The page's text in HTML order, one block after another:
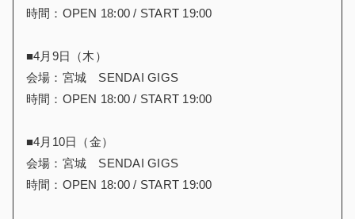
時間：OPEN 18:00 / START 19:00
■4月9日（木）
会場：宮城 SENDAI GIGS
時間：OPEN 18:00 / START 19:00
■4月10日（金）
会場：宮城 SENDAI GIGS
時間：OPEN 18:00 / START 19:00